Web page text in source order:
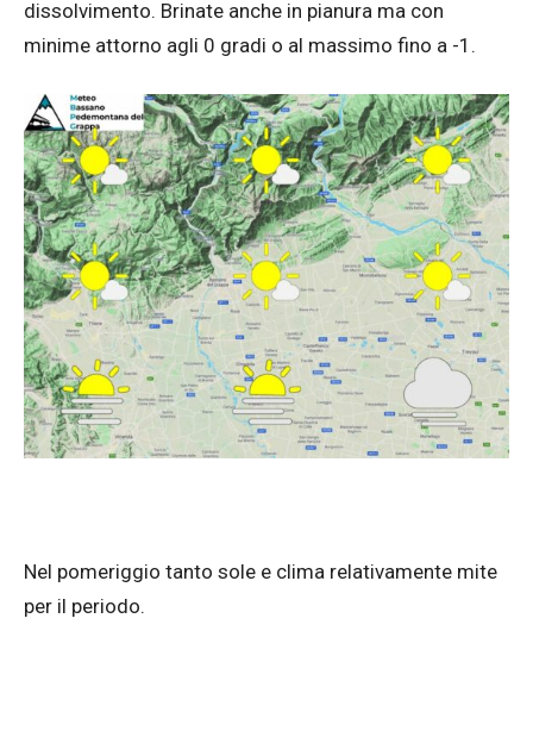
dissolvimento. Brinate anche in pianura ma con
minime attorno agli 0 gradi o al massimo fino a -1.
Nel pomeriggio tanto sole e clima relativamente mite
per il periodo.